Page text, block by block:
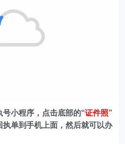
小程序，点击底部的“证件照”
单到手机上面，然后就可以办